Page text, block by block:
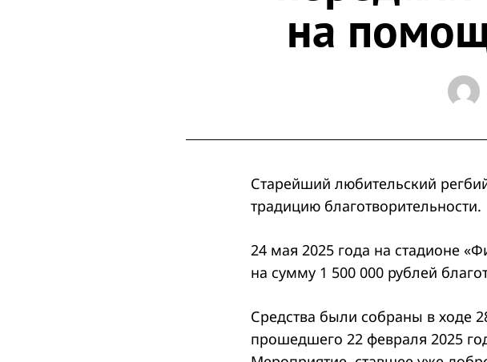
на
Старейший любительский
традицию благотворительности.
24 мая 2025 года на стадионе
на сумму 1 500 000 рублей
Средства были собраны в ходе
прошедшего 22 февраля 2025